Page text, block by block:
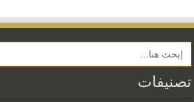
Search Button
تصنيفات